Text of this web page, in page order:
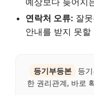
예상보다 늦어지
연락처 오류: 잘
안내를 받지 못할
등기부등본
등
한 권리관계, 바로